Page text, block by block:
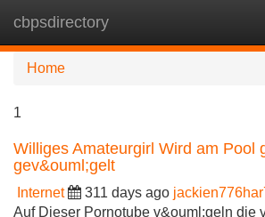
cbpsdirectory
Home
1
Williges Amateurgirl Wird am Pool
gev&ouml;gelt
Internet 311 days ago
Auf Dieser Pornotube v&ouml;geln die